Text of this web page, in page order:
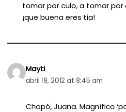
tomar por culo, a tomar por
¡que buena eres tia!
Mayti
abril 19, 2012 at 8:45 am
Chapó, Juana. Magnífico